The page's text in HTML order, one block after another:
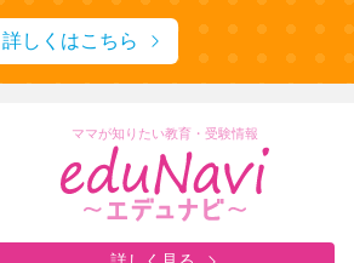
詳しくはこちら
ママが知りたい教育・受験情報